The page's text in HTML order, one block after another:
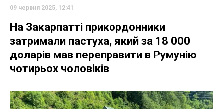
09 червня 2025, 12:41
На Закарпатті прикордонники
затримали пастуха, який за 18 000
доларів мав переправити в Румунію
чотирьох чоловіків